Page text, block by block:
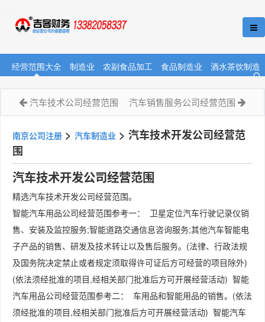
经营范围大全 制造业 农副食品加工 食品制造业 酒水茶饮制造
汽车技术公司经营范围 汽车销售服务公司经营范围
南京公司注册 > 汽车制造业 > 汽车技术开发公司经营范
围
汽车技术开发公司经营范围
精选汽车技术开发公司经营范围。
智能汽车用品公司经营范围参考一： 卫星定位汽车行驶记录仪销
售、安装及监控服务;智能道路交通信息咨询服务;其他汽车智能电
子产品的销售、研发及技术转让以及售后服务。(法律、行政法规
及国务院决定禁止或者规定须取得许可证后方可经营的项目除外)
(依法须经批准的项目,经相关部门批准后方可开展经营活动) 智能
汽车用品公司经营范围参考二： 车用品和智能用品的销售。(依法
须经批准的项目,经相关部门批准后方可开展经营活动) 智能汽车